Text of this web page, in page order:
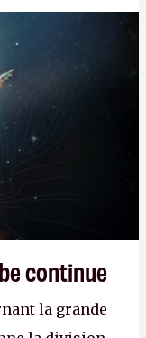
ils bossent
vs. Les
n'est plus
bon, OK, on
continue
la grande